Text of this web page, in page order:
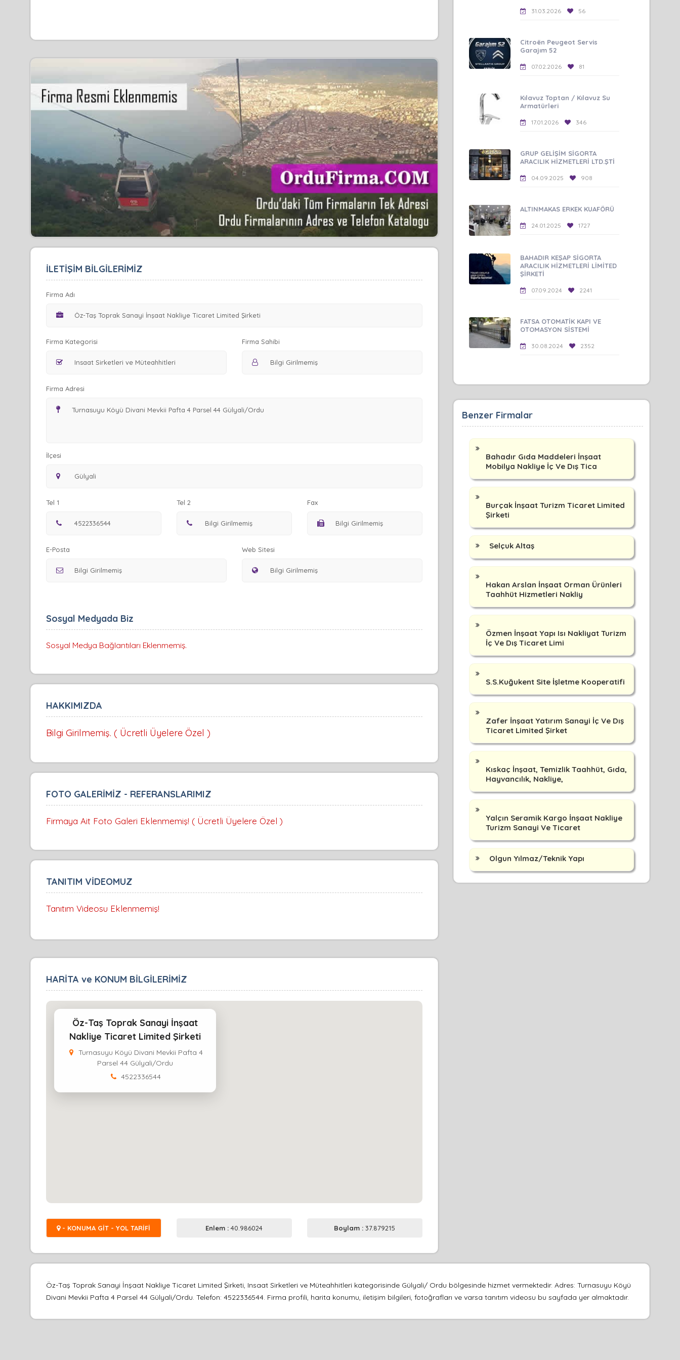
İLETİŞİM BİLGİLERİMİZ
Firma Adı
Firma Kategorisi Firma Sahibi
Firma Adresi
İlçesi
Tel 1 Tel 2 Fax
E-Posta Web Sitesi
Sosyal Medyada Biz
Sosyal Medya Bağlantıları Eklenmemiş.
HAKKIMIZDA
Bilgi Girilmemiş. ( Ücretli Üyelere Özel )
FOTO GALERİMİZ - REFERANSLARIMIZ
Firmaya Ait Foto Galeri Eklenmemiş! ( Ücretli Üyelere Özel )
TANITIM VİDEOMUZ
Tanıtım Videosu Eklenmemiş!
HARİTA ve KONUM BİLGİLERİMİZ
Öz-Taş Toprak Sanayi İnşaat
Nakliye Ticaret Limited Şirketi
Turnasuyu Köyü Divani Mevkii Pafta 4
Parsel 44 Gülyali/Ordu
4522336544
- KONUMA GİT - YOL TARİFİ Enlem :40.986024 Boylam :37.879215
31.03.2026 56
Citroën Peugeot Servis
Garajım 52
07.02.2026 81
Kılavuz Toptan / Kılavuz Su
Armatürleri
17.01.2026 346
GRUP GELİŞİM SİGORTA
ARACILIK HİZMETLERİ LTD.ŞTİ
04.09.2025 908
ALTINMAKAS ERKEK KUAFÖRÜ
24.01.2025 1727
BAHADIR KEŞAP SİGORTA
ARACILIK HİZMETLERİ LİMİTED
ŞİRKETİ
07.09.2024 2241
FATSA OTOMATİK KAPI VE
OTOMASYON SİSTEMİ
30.08.2024 2352
Benzer Firmalar
Bahadır Gıda Maddeleri İnşaat
Mobilya Nakliye İç Ve Dış Tica
Burçak İnşaat Turizm Ticaret Limited
Şirketi
Selçuk Altaş
Hakan Arslan İnşaat Orman Ürünleri
Taahhüt Hizmetleri Nakliy
Özmen İnşaat Yapı Isı Nakliyat Turizm
İç Ve Dış Ticaret Limi
S.S.Kuğukent Site İşletme Kooperatifi
Zafer İnşaat Yatırım Sanayi İç Ve Dış
Ticaret Limited Şirket
Kıskaç İnşaat, Temizlik Taahhüt, Gıda,
Hayvancılık, Nakliye,
Yalçın Seramik Kargo İnşaat Nakliye
Turizm Sanayi Ve Ticaret
Olgun Yılmaz/Teknik Yapı
Öz-Taş Toprak Sanayi İnşaat Nakliye Ticaret Limited Şirketi, Insaat Sirketleri ve Müteahhitleri kategorisinde Gülyali/ Ordu bölgesinde hizmet vermektedir. Adres: Turnasuyu Köyü
Divani Mevkii Pafta 4 Parsel 44 Gülyali/Ordu. Telefon: 4522336544. Firma profili, harita konumu, iletişim bilgileri, fotoğrafları ve varsa tanıtım videosu bu sayfada yer almaktadır.